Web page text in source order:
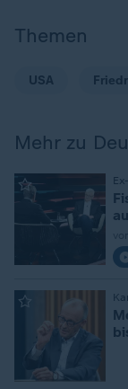
Themen
USA
Mehr zu